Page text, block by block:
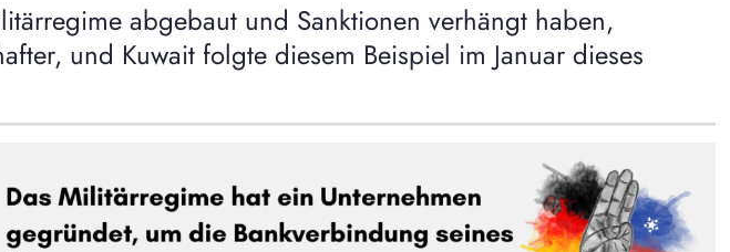
abgebaut und Sanktionen verhängt haben,
und Kuwait folgte diesem Beispiel im Januar dieses